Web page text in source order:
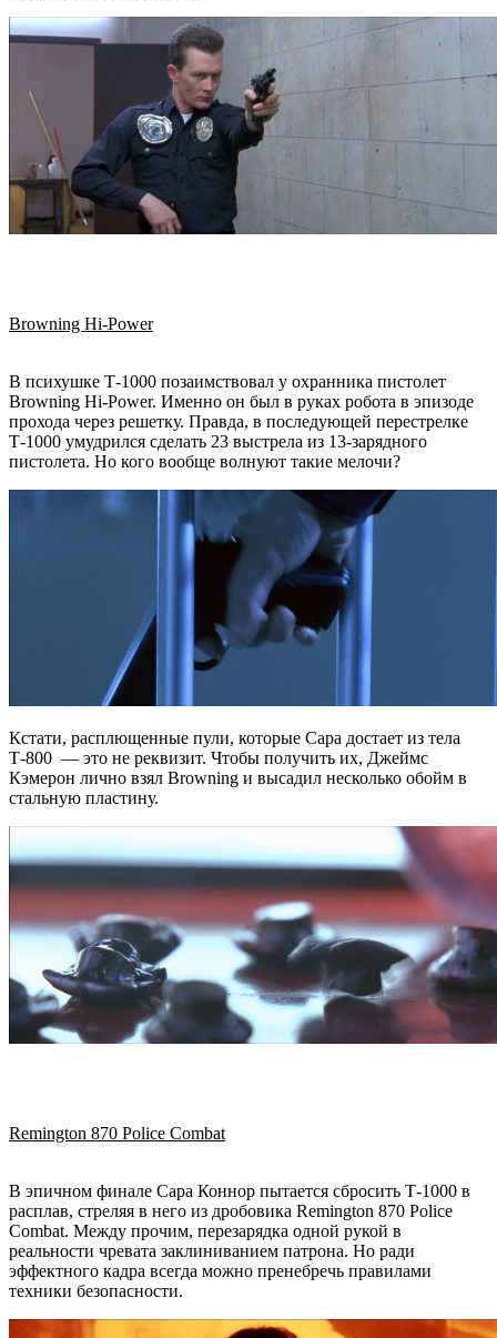
Browning Hi-Power
В психушке Т-1000 позаимствовал у охранника пистолет
Browning Hi-Power. Именно он был в руках робота в эпизоде
прохода через решетку. Правда, в последующей перестрелке
Т-1000 умудрился сделать 23 выстрела из 13-зарядного
пистолета. Но кого вообще волнуют такие мелочи?
Кстати, расплющенные пули, которые Сара достает из тела
Т-800 — это не реквизит. Чтобы получить их, Джеймс
Кэмерон лично взял Browning и высадил несколько обойм в
стальную пластину.
Remington 870 Police Combat
В эпичном финале Сара Коннор пытается сбросить Т-1000 в
расплав, стреляя в него из дробовика Remington 870 Police
Combat. Между прочим, перезарядка одной рукой в
реальности чревата заклиниванием патрона. Но ради
эффектного кадра всегда можно пренебречь правилами
техники безопасности.